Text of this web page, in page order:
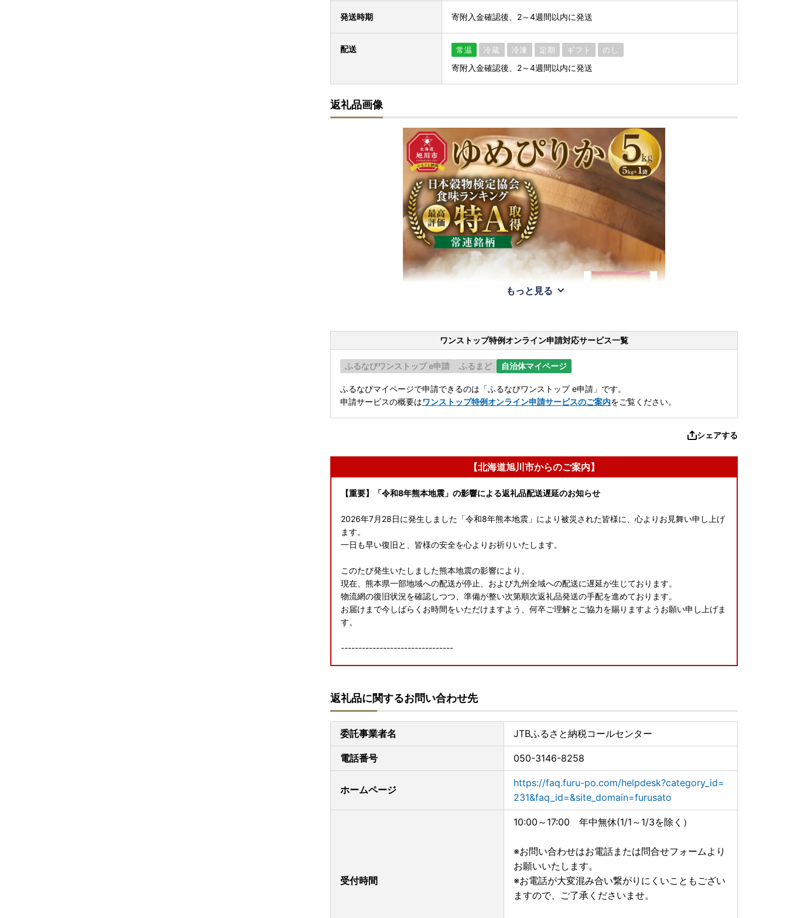
発送時期 寄附入金確認後、2～4週間以内に発送
配送 常温 冷蔵 冷凍 定期 ギフト のし
寄附入金確認後、2～4週間以内に発送
返礼品画像
もっと見る
ワンストップ特例オンライン申請対応サービス一覧
ふるなびワンストップ e申請 ふるまど 自治体マイページ
ふるなびマイページで申請できるのは「ふるなびワンストップ e申請」です。
申請サービスの概要はワンストップ特例オンライン申請サービスのご案内をご覧ください。
シェアする
【北海道旭川市からのご案内】
【重要】「令和8年熊本地震」の影響による返礼品配送遅延のお知らせ
2026年7月28日に発生しました「令和8年熊本地震」により被災された皆様に、心よりお見舞い申し上げ
ます。
一日も早い復旧と、皆様の安全を心よりお祈りいたします。
このたび発生いたしました熊本地震の影響により、
現在、熊本県一部地域への配送が停止、および九州全域への配送に遅延が生じております。
物流網の復旧状況を確認しつつ、準備が整い次第順次返礼品発送の手配を進めております。
お届けまで今しばらくお時間をいただけますよう、何卒ご理解とご協力を賜りますようお願い申し上げま
す。
--------------------------------
【寄附申込・返礼品・寄附受領証明書・ワンストップ特例申請に関すること】
旭川市ふるさと納税コールセンター（受託会社JTB）
電話：050-3146-8258（10:00～17:00 年中無休(1/1～1/3を除く））
よくあるご質問・お問い合わせフォーム：
https://faq.furu-po.com/helpdesk?category_id=2&faq_id
2026年8月3日以降にご入金の寄附者様へはオンライン申請の普及及びペーパーレス化の推進のため、ワ
ンストップ特例申請書の郵送は原則として行っておりません。
ワンストップ特例申請は、「自治体マイページ」からのオンライン申請、または申請書をダウンロードの
■返礼品について
入金確認後の寄附者様都合の申込みのキャンセル、返礼品の変更・返品はお受けできかねます。
返礼品に関するお問い合わせ先
委託事業者名 JTBふるさと納税コールセンター
電話番号 050-3146-8258
ホームページ
https://faq.furu-po.com/helpdesk?category_id=
231&faq_id=&site_domain=furusato
受付時間
10:00～17:00 年中無休(1/1～1/3を除く）
※お問い合わせはお電話または問合せフォームより
お願いいたします。
※お電話が大変混み合い繋がりにくいこともござい
ますので、ご了承くださいませ。